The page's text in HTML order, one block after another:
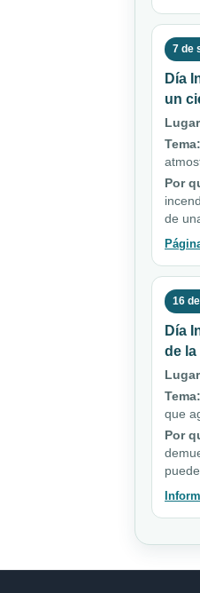
7 de
Día
un
Tema:
Por
de
16
Día
de la
Tema:
que
Por